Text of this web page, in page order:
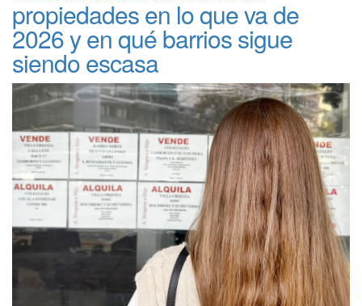
propiedades en lo que va de
2026 y en qué barrios sigue
siendo escasa